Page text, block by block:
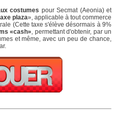
costumes pour Secmat (Aeonia) et
plaza», applicable à tout commerce
(Cette taxe s'élève désormais à 9%
«cash», permettant d'obtenir, par un
et même, avec un peu de chance,